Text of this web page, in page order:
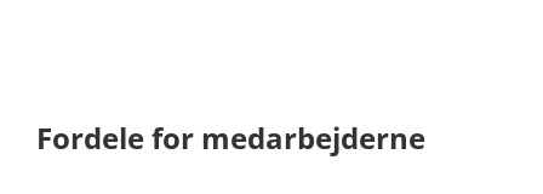
Fordele for medarbejderne